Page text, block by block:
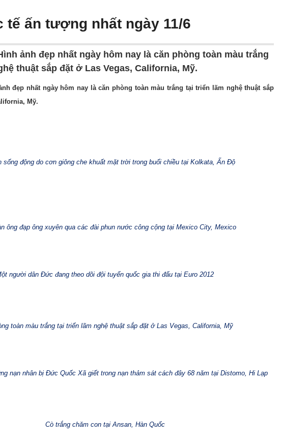
tế ấn tượng nhất ngày 11/6
ảnh đẹp nhất ngày hôm nay là căn phòng toàn màu trắng
thuật sắp đặt ở Las Vegas, California, Mỹ.
đẹp nhất ngày hôm nay là căn phòng toàn màu trắng tại triển lãm nghệ thuật sắp
Mỹ.
sống động do cơn giông che khuất mặt trời trong buổi chiều tại Kolkata, Ấn Độ
ông đạp ông xuyên qua các đài phun nước công cộng tại Mexico City, Mexico
người dân Đức đang theo dõi đội tuyển quốc gia thi đấu tại Euro 2012
toàn màu trắng tại triển lãm nghệ thuật sắp đặt ở Las Vegas, California, Mỹ
nạn nhân bị Đức Quốc Xã giết trong nạn thảm sát cách đây 68 năm tại Distomo, Hi Lạp
Cò trắng chăm con tại Ansan, Hàn Quốc